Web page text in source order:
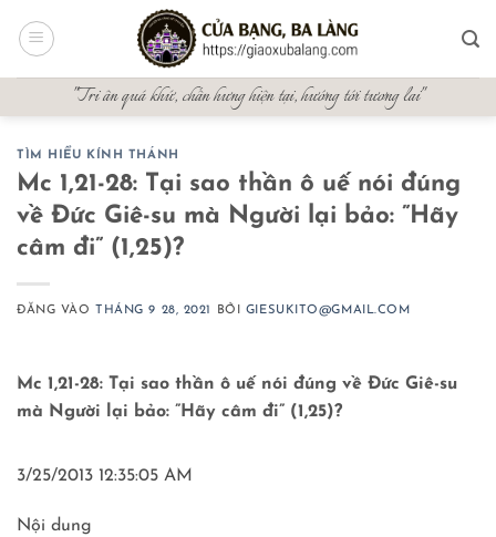
qua
"Tri ân quá khứ, chấn hưng hiện tại, hướng tới tương lai"
TÌM HIỂU KÍNH THÁNH
Mc 1,21-28: Tại sao thần ô uế nói đúng
về Đức Giê-su mà Người lại bảo: ”Hãy
câm đi” (1,25)?
ĐĂNG VÀO THÁNG 9 28, 2021 BỞI GIESUKITO@GMAIL.COM
Mc 1,21-28: Tại sao thần ô uế nói đúng về Đức Giê-su
mà Người lại bảo: ”Hãy câm đi” (1,25)?
3/25/2013 12:35:05 AM
Nội dung